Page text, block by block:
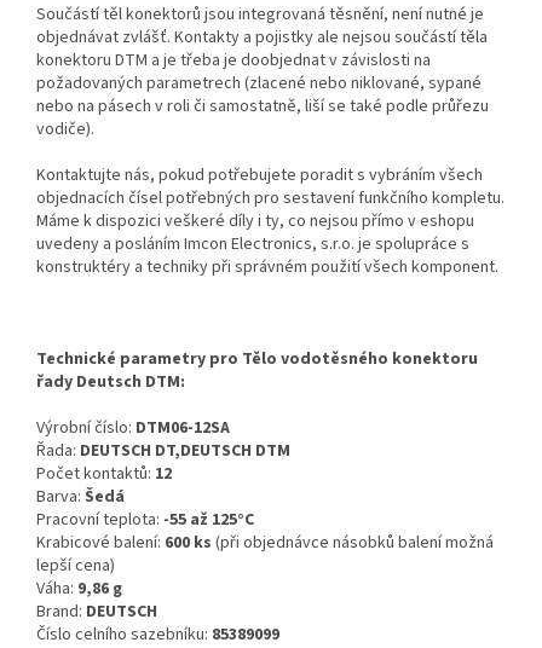
Součástí těl konektorů jsou integrovaná těsnění, není nutné je
objednávat zvlášť. Kontakty a pojistky ale nejsou součástí těla
konektoru DTM a je třeba je doobjednat v závislosti na
požadovaných parametrech (zlacené nebo niklované, sypané
nebo na pásech v roli či samostatně, liší se také podle průřezu
vodiče).
Kontaktujte nás, pokud potřebujete poradit s vybráním všech
objednacích čísel potřebných pro sestavení funkčního kompletu.
Máme k dispozici veškeré díly i ty, co nejsou přímo v eshopu
uvedeny a posláním Imcon Electronics, s.r.o. je spolupráce s
konstruktéry a techniky při správném použití všech komponent.
Technické parametry pro Tělo vodotěsného konektoru
řady Deutsch DTM:
Výrobní číslo: DTM06-12SA
Řada: DEUTSCH DT,DEUTSCH DTM
Počet kontaktů: 12
Barva: Šedá
Pracovní teplota: -55 až 125°C
Krabicové balení: 600 ks (při objednávce násobků balení možná
lepší cena)
Váha: 9,86 g
Brand: DEUTSCH
Číslo celního sazebníku: 85389099